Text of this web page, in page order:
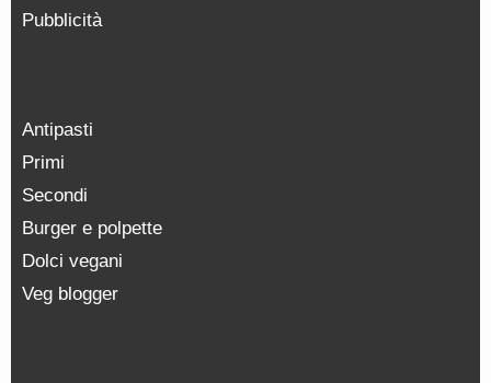
Pubblicità
Antipasti
Primi
Secondi
Burger e polpette
Dolci vegani
Veg blogger